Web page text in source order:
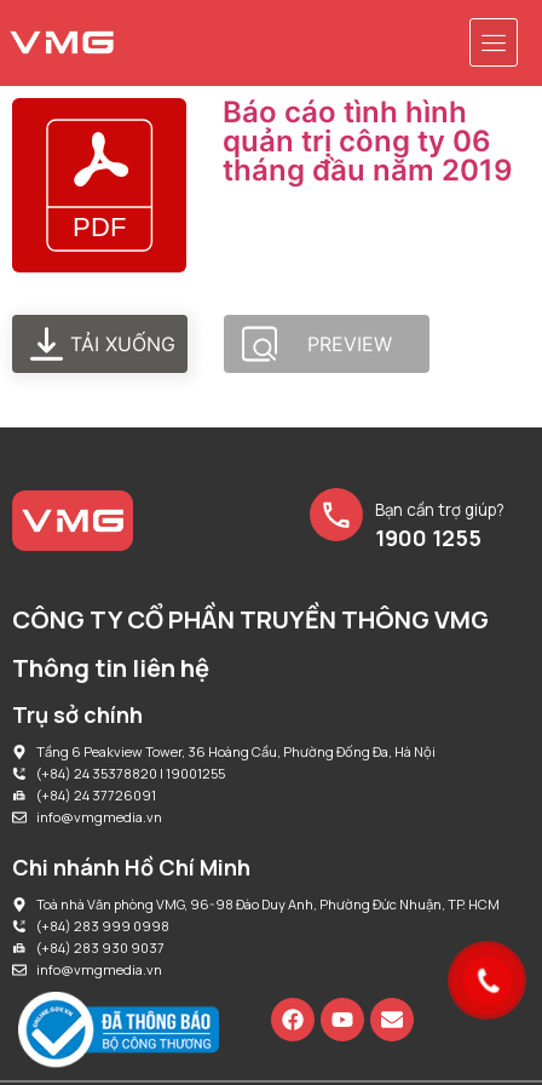
Báo cáo tình hình
quản trị công ty 06
tháng đầu năm 2019
TẢI XUỐNG PREVIEW
Bạn cần trợ giúp?
1900 1255
CÔNG TY CỔ PHẦN TRUYỀN THÔNG VMG
Thông tin liên hệ
Trụ sở chính
Tầng 6 Peakview Tower, 36 Hoàng Cầu, Phường Đống Đa, Hà Nội
(+84) 24 35378820 | 19001255
(+84) 24 37726091
info@vmgmedia.vn
Chi nhánh Hồ Chí Minh
Toà nhà Văn phòng VMG, 96-98 Đào Duy Anh, Phường Đức Nhuận, TP. HCM
(+84) 283 999 0998
(+84) 283 930 9037
info@vmgmedia.vn